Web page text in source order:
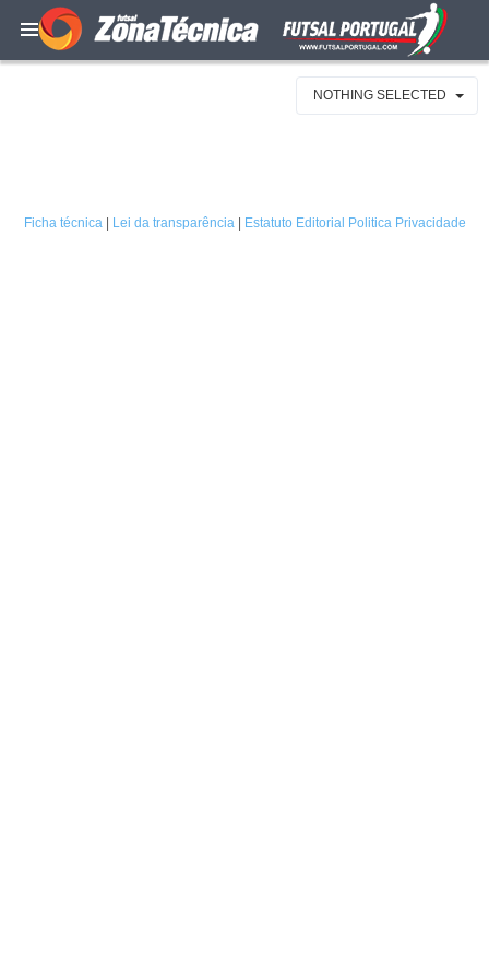
NOTHING SELECTED
Ficha técnica| Lei da transparência| Estatuto Editorial Politica Privacidade